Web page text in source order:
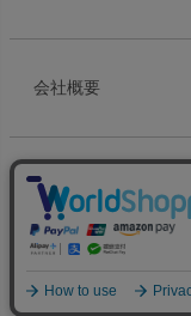
会社概要
特定商取引法表示
Copyright ©2021